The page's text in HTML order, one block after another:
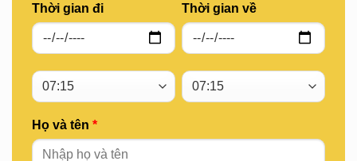
Thời gian đi Thời gian về
Họ và tên *